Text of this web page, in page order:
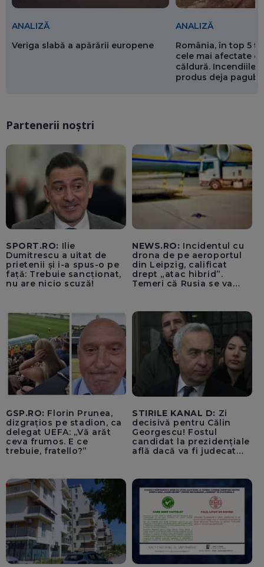
ANALIZĂ
Veriga slabă a apărării europene
ANALIZĂ
România, în top 5
cele mai afectate
căldură. Incendiile
produs deja
Partenerii noștri
SPORT.RO: Ilie
Dumitrescu a uitat de
prietenii și i-a spus-o pe
față: Trebuie sancționat,
nu are nicio scuză!
NEWS.RO: Incidentul cu
drona de pe aeroportul
din Leipzig, calificat
drept „atac hibrid”.
Temeri că Rusia se va
neagă informațiile că
avioanele ucrainene din
apropierea dronei ar fi
fost încărcate cu muniție
GSP.RO: Florin Prunea,
dizgrațios pe stadion, ca
delegat UEFA: „Vă arăt
ceva frumos. E ce
trebuie, fratello?”
STIRILE KANAL D: Zi
decisivă pentru Călin
Georgescu! Fostul
candidat la prezidențiale
află dacă va fi judecat